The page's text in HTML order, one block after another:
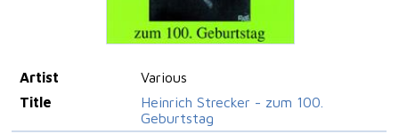
Artist
Various
Title
Heinrich Strecker - zum 100.
Geburtstag